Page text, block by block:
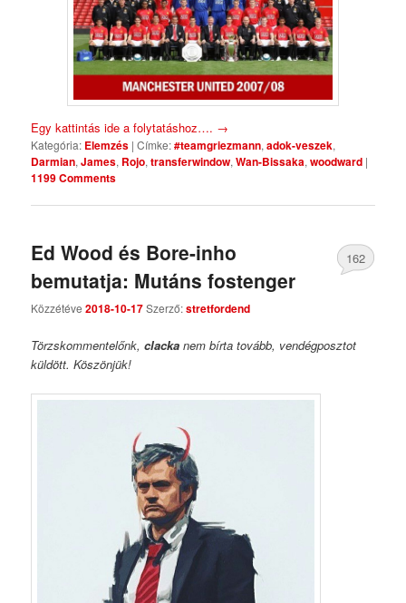
Egy kattintás ide a folytatáshoz…. →
Kategória: Elemzés |Címke:#teamgriezmann,adok-veszek,
Darmian,James, Rojo,transferwindow,Wan-Bissaka,woodward |
1199 Comments
Ed Wood és Bore-inho
bemutatja: Mutáns fostenger
Közzétéve2018-10-17Szerző:stretfordend
162
Törzskommentelőnk,clacka nem bírta tovább, vendégposztot
küldött. Köszönjük!